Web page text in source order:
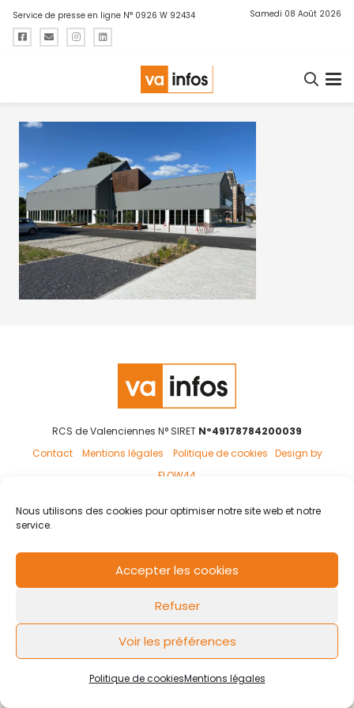
Nous utilisons des cookies pour optimiser notre site web et notre
service.
Accepter les cookies
Refuser
Voir les préférences
Politique de cookiesMentions légales
Service de presse en ligne N° 0926 W 92434 Samedi 08 Août 2026
RCS de Valenciennes N° SIRET N°49178784200039
Contact
Mentions légales Politique de cookies Design by
FLOW44